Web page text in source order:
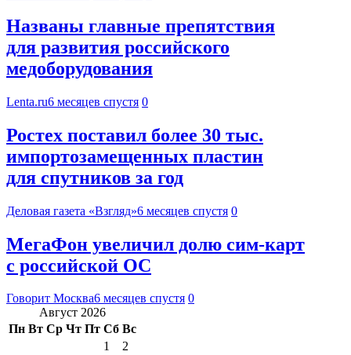
Названы главные препятствия
для развития российского
медоборудования
Lenta.ru6 месяцев спустя 0
Ростех поставил более 30 тыс.
импортозамещенных пластин
для спутников за год
Деловая газета «Взгляд»6 месяцев спустя 0
МегаФон увеличил долю сим‑карт
с российской ОС
Говорит Москва6 месяцев спустя 0
Август 2026
Пн Вт Ср Чт Пт Сб Вс
1
2